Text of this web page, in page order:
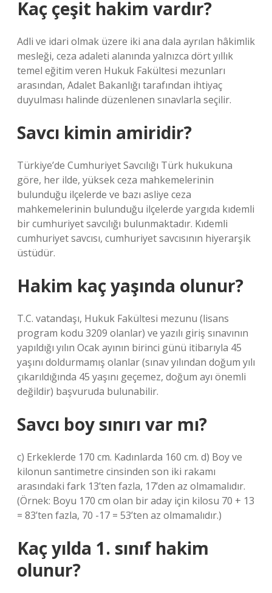
Kaç çeşit hakim vardır?
Adli ve idari olmak üzere iki ana dala ayrılan hâkimlik
mesleği, ceza adaleti alanında yalnızca dört yıllık
temel eğitim veren Hukuk Fakültesi mezunları
arasından, Adalet Bakanlığı tarafından ihtiyaç
duyulması halinde düzenlenen sınavlarla seçilir.
Savcı kimin amiridir?
Türkiye’de Cumhuriyet Savcılığı Türk hukukuna
göre, her ilde, yüksek ceza mahkemelerinin
bulunduğu ilçelerde ve bazı asliye ceza
mahkemelerinin bulunduğu ilçelerde yargıda kıdemli
bir cumhuriyet savcılığı bulunmaktadır. Kıdemli
cumhuriyet savcısı, cumhuriyet savcısının hiyerarşik
üstüdür.
Hakim kaç yaşında olunur?
T.C. vatandaşı, Hukuk Fakültesi mezunu (lisans
program kodu 3209 olanlar) ve yazılı giriş sınavının
yapıldığı yılın Ocak ayının birinci günü itibarıyla 45
yaşını doldurmamış olanlar (sınav yılından doğum yılı
çıkarıldığında 45 yaşını geçemez, doğum ayı önemli
değildir) başvuruda bulunabilir.
Savcı boy sınırı var mı?
c) Erkeklerde 170 cm. Kadınlarda 160 cm. d) Boy ve
kilonun santimetre cinsinden son iki rakamı
arasındaki fark 13’ten fazla, 17’den az olmamalıdır.
(Örnek: Boyu 170 cm olan bir aday için kilosu 70 + 13
= 83’ten fazla, 70 -17 = 53’ten az olmamalıdır.)
Kaç yılda 1. sınıf hakim
olunur?